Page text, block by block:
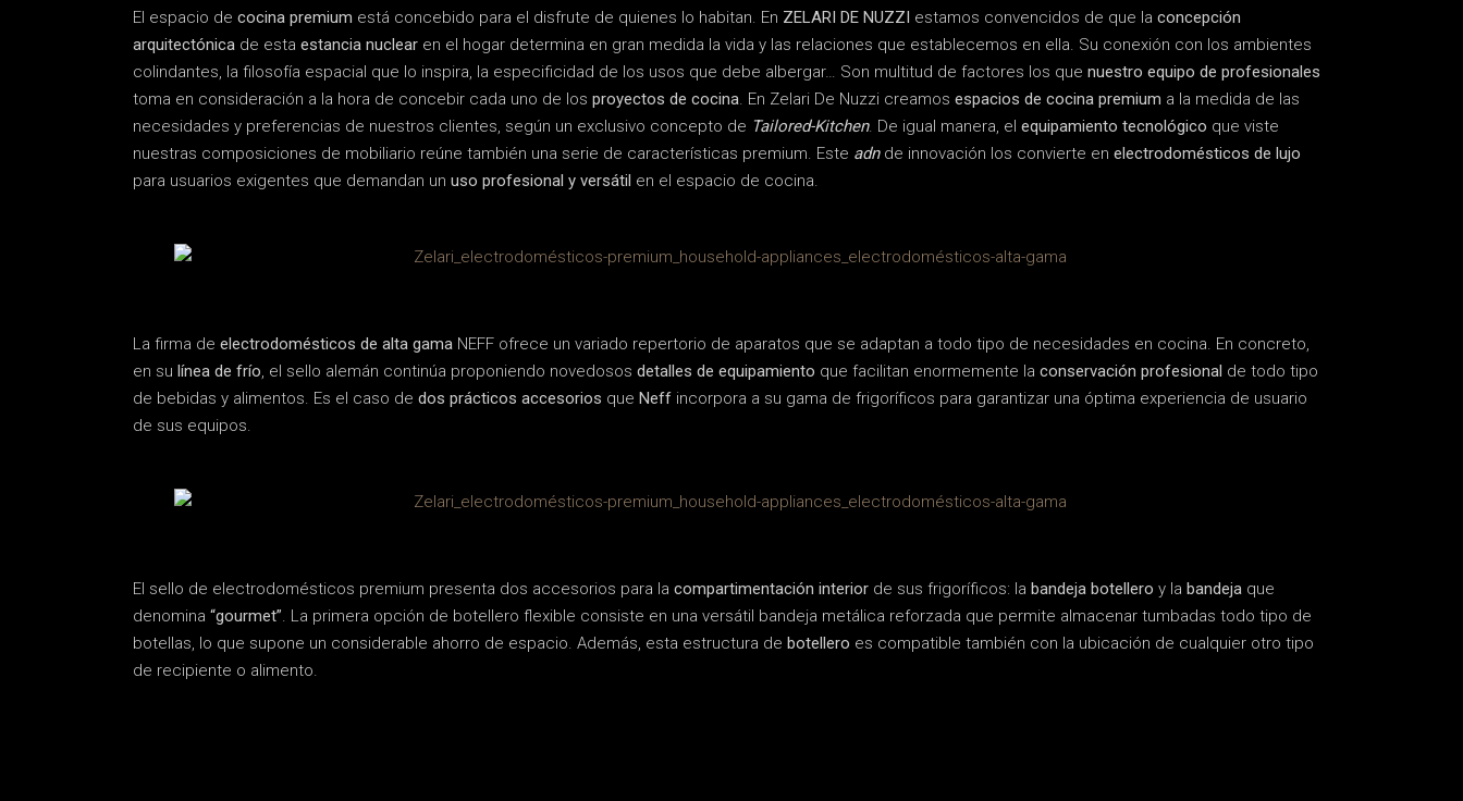
El espacio de cocina premium está concebido para el disfrute de quienes lo habitan. En ZELARI DE NUZZI estamos convencidos de que la concepción
arquitectónica de esta estancia nuclear en el hogar determina en gran medida la vida y las relaciones que establecemos en ella. Su conexión con los ambientes
colindantes, la filosofía espacial que lo inspira, la especificidad de los usos que debe albergar… Son multitud de factores los que nuestro equipo de profesionales
toma en consideración a la hora de concebir cada uno de los proyectos de cocina. En Zelari De Nuzzi creamos espacios de cocina premium a la medida de las
necesidades y preferencias de nuestros clientes, según un exclusivo concepto de Tailored-Kitchen. De igual manera, el equipamiento tecnológico que viste
nuestras composiciones de mobiliario reúne también una serie de características premium. Este adn de innovación los convierte en electrodomésticos de lujo
para usuarios exigentes que demandan un uso profesional y versátil en el espacio de cocina.
La firma de electrodomésticos de alta gama NEFF ofrece un variado repertorio de aparatos que se adaptan a todo tipo de necesidades en cocina. En concreto,
en su línea de frío, el sello alemán continúa proponiendo novedosos detalles de equipamiento que facilitan enormemente la conservación profesional de todo tipo
de bebidas y alimentos. Es el caso de dos prácticos accesorios que Neff incorpora a su gama de frigoríficos para garantizar una óptima experiencia de usuario
de sus equipos.
El sello de electrodomésticos premium presenta dos accesorios para la compartimentación interior de sus frigoríficos: la bandeja botellero y la bandeja que
denomina “gourmet”. La primera opción de botellero flexible consiste en una versátil bandeja metálica reforzada que permite almacenar tumbadas todo tipo de
botellas, lo que supone un considerable ahorro de espacio. Además, esta estructura de botellero es compatible también con la ubicación de cualquier otro tipo
de recipiente o alimento.